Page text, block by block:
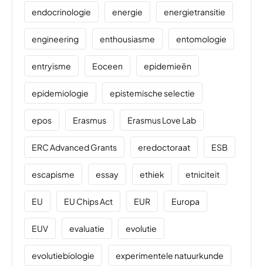
endocrinologie energie energietransitie
engineering enthousiasme entomologie
entryisme Eoceen epidemieën
epidemiologie epistemische selectie
epos Erasmus Erasmus Love Lab
ERC Advanced Grants eredoctoraat ESB
escapisme essay ethiek etniciteit
EU EU Chips Act EUR Europa
EUV evaluatie evolutie
evolutiebiologie experimentele natuurkunde